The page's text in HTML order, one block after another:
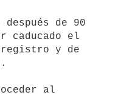
caducado el